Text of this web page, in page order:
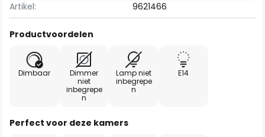
Artikel:
9621466
Productvoordelen
Dimbaar
Dimmer
niet
inbegrepe
n
Lamp niet
inbegrepe
n
E14
Perfect voor deze kamers